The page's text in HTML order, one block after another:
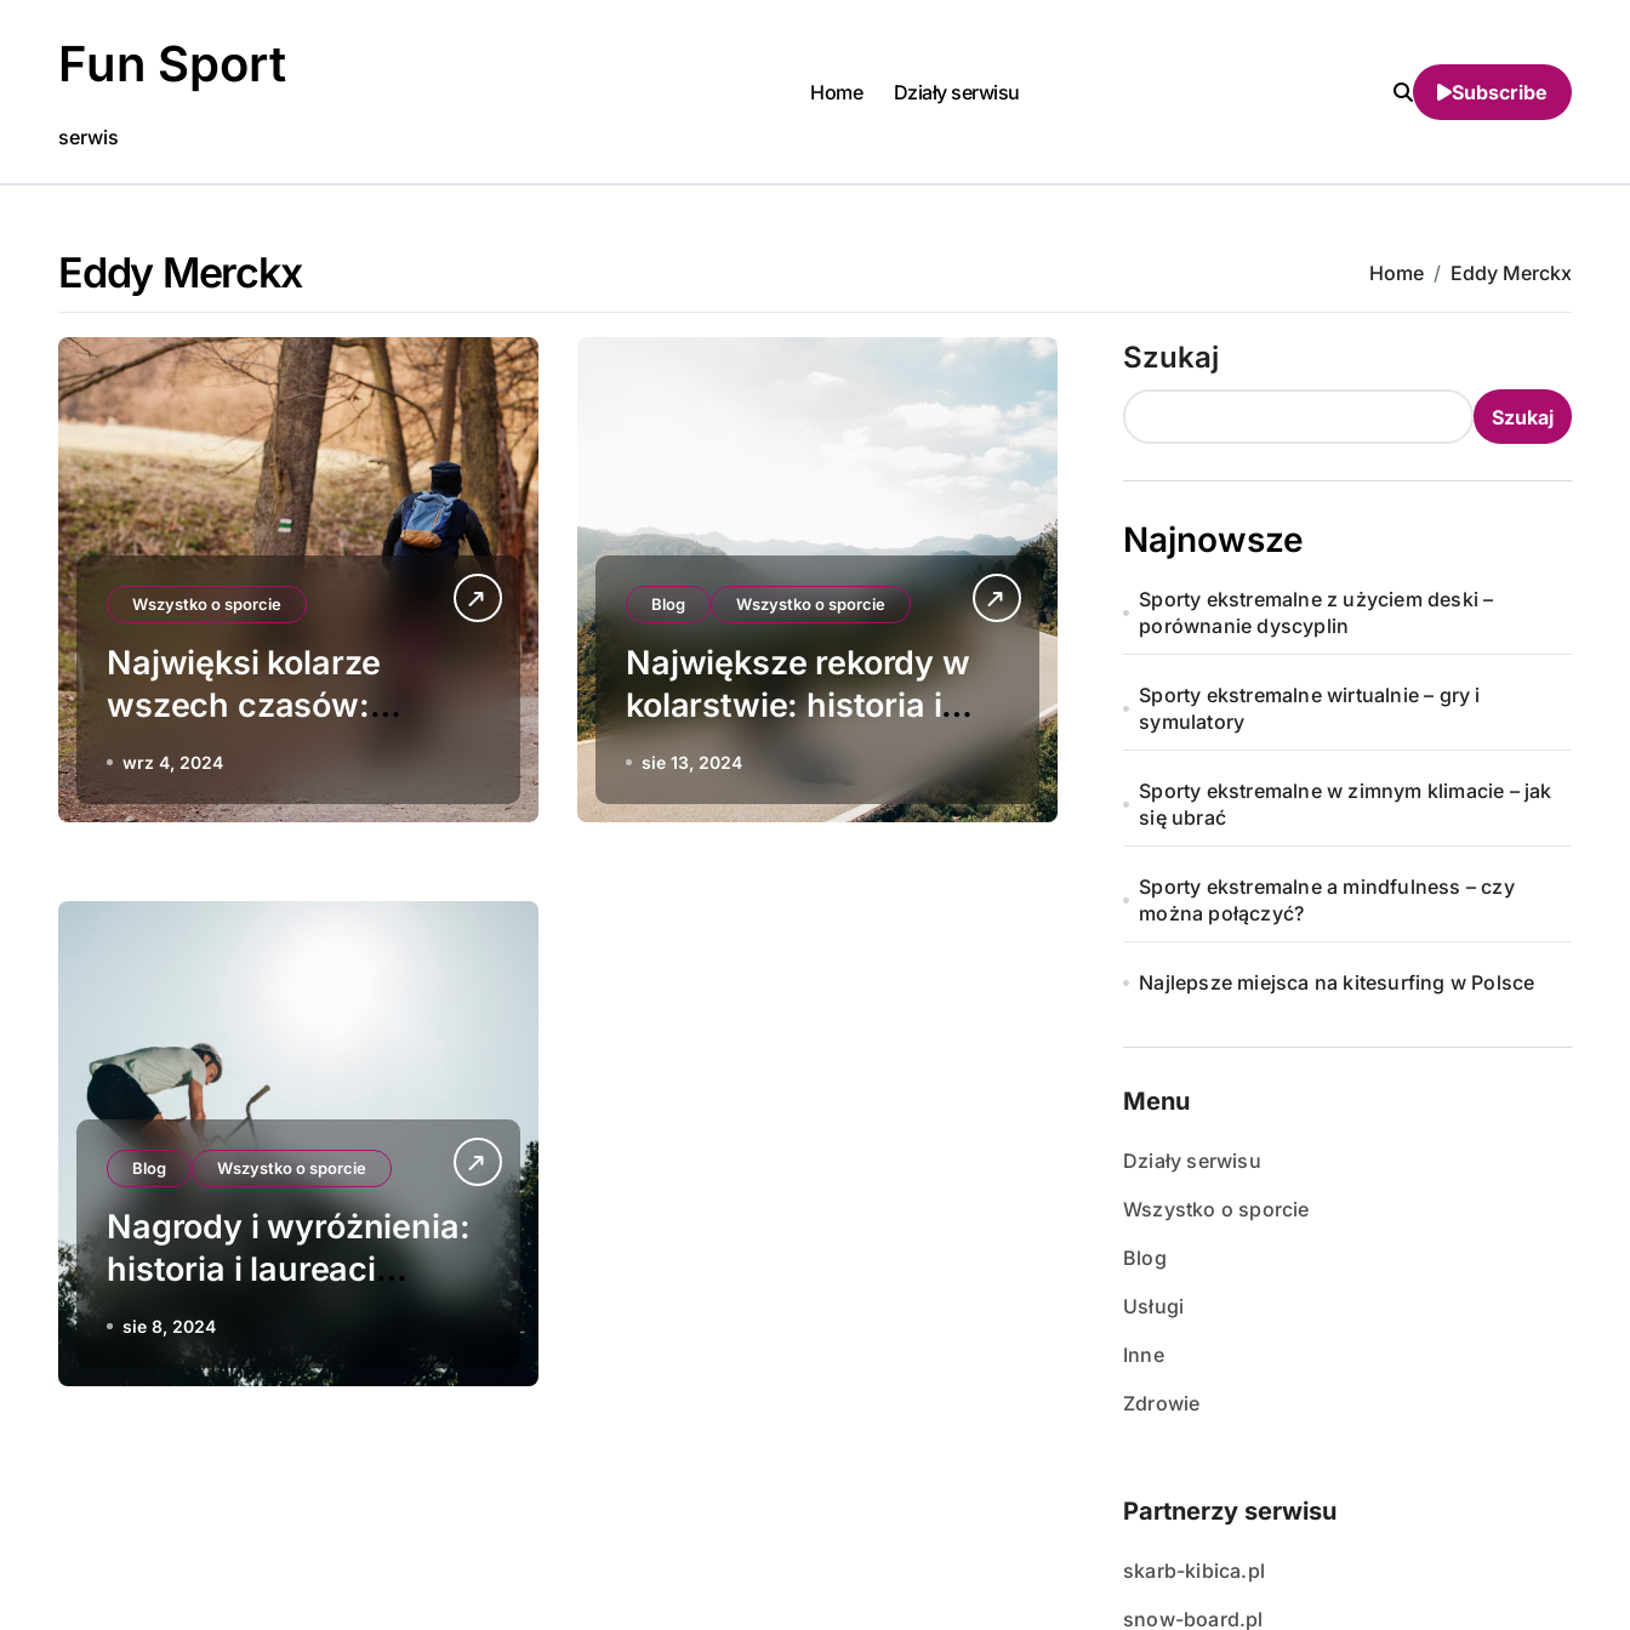
contentFun Sport
serwis
Home Działy serwisu Subscribe
Eddy Merckx Home Eddy Merckx
Wszystko o sporcie
Najwięksi kolarze
wszech czasów:
biografie legend
wrz 4, 2024
Blog Wszystko o sporcie
Największe rekordy w
kolarstwie: historia i
aktualności
sie 13, 2024
Blog Wszystko o sporcie
Nagrody i wyróżnienia:
historia i laureaci
najbardziej
prestiżowych nagród w
kolarstwie
sie 8, 2024
Szukaj
Szukaj
Najnowsze
Sporty ekstremalne z użyciem deski –
porównanie dyscyplin
Sporty ekstremalne wirtualnie – gry i
symulatory
Sporty ekstremalne w zimnym klimacie – jak
się ubrać
Sporty ekstremalne a mindfulness – czy
można połączyć?
Najlepsze miejsca na kitesurfing w Polsce
Menu
Działy serwisu
Wszystko o sporcie
Blog
Usługi
Inne
Zdrowie
Partnerzy serwisu
skarb-kibica.pl
snow-board.pl